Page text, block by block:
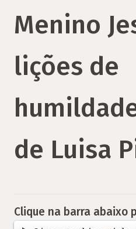
Menino
lições de
de Luisa
Clique na barra abaixo